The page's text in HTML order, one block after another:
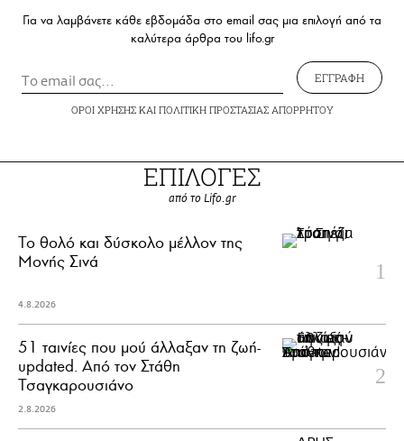
Για να λαμβάνετε κάθε εβδομάδα στο email σας μια επιλογή από τα
καλύτερα άρθρα του lifo.gr
ΕΓΓΡΑΦΗ
ΟΡΟΙ ΧΡΗΣΗΣΚΑΙ ΠΟΛΙΤΙΚΗ ΠΡΟΣΤΑΣΙΑΣ ΑΠΟΡΡΗΤΟΥ
ΕΠΙΛΟΓΕΣ
από το Lifo.gr
Το θολό και δύσκολο μέλλον της
Μονής Σινά
4.8.2026
51 ταινίες που μού άλλαξαν τη ζωή-
updated. Aπό τον Στάθη
Τσαγκαρουσιάνο
2.8.2026